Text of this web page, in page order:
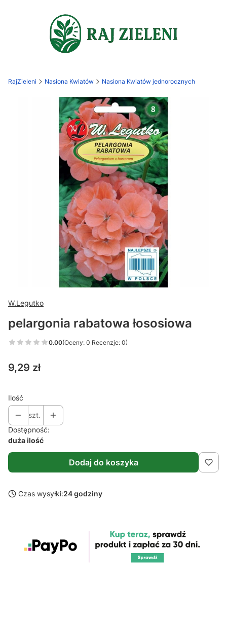
RajZieleni Nasiona Kwiatów Nasiona Kwiatów jednorocznych
W.Legutko
pelargonia rabatowa łososiowa
0.00(Oceny: 0 Recenzje: 0)
Cena
9,29 zł
Ilość
szt.
Dostępność:
duża ilość
Dodaj do koszyka
Czas wysyłki:24 godziny